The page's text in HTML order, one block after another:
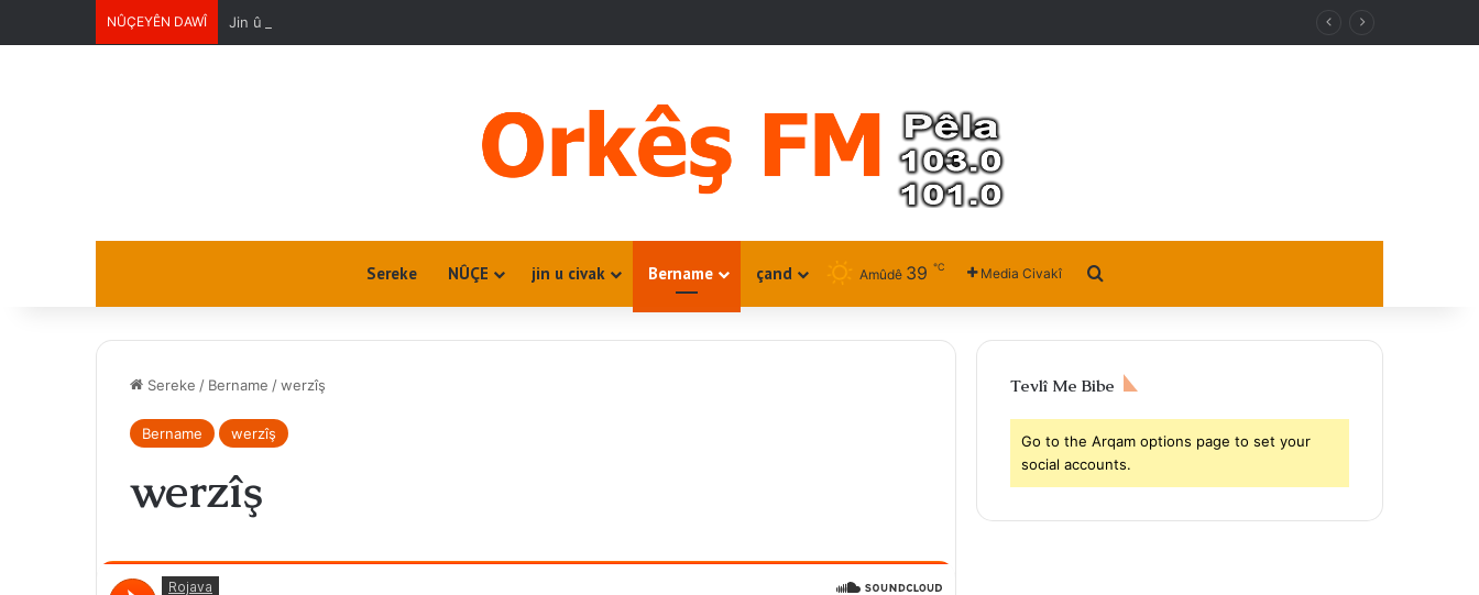
NÛÇEYÊN DAWÎ Jin û Jiyan
Sereke NÛÇE jin u civak Bername çand Amûdê 39 ℃ Media Civakî
Sereke / Bername /werzîş
Bername werzîş
werzîş
Tevlî Me Bibe
Go to the Arqam options page to set your
social accounts.